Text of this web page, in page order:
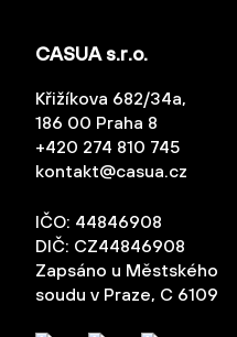
CASUA s.r.o.
Křižíkova 682/34a,
186 00 Praha 8
+420 274 810 745
kontakt@casua.cz
IČO: 44846908
DIČ: CZ44846908
Zapsáno u Městského
soudu v Praze, C 6109